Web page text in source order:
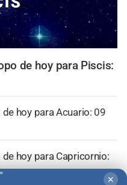
de hoy para Piscis:
hoy para Acuario: 09
hoy para Capricornio:
✕